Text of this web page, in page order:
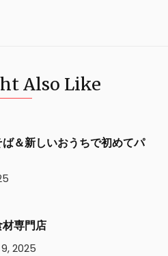
Also Like
＆新しいおうちで初めてパ
専門店
2025